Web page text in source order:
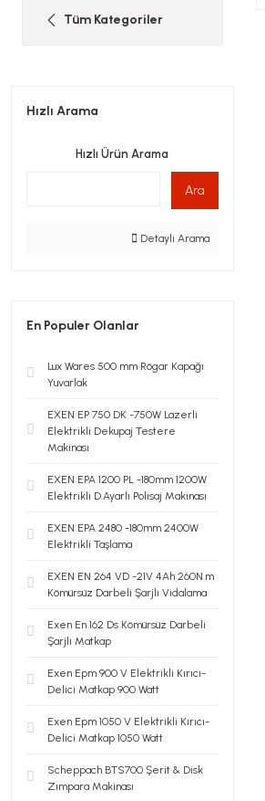
Tüm Kategoriler
Hızlı Arama
Hızlı Ürün Arama
Ara
Detaylı Arama
En Populer Olanlar
Lux Wares 500 mm Rögar Kapağı
Yuvarlak
EXEN EP 750 DK -750W Lazerli
Elektrikli Dekupaj Testere
Makinası
EXEN EPA 1200 PL -180mm 1200W
Elektrikli D.Ayarlı Polisaj Makinası
EXEN EPA 2480 -180mm 2400W
Elektrikli Taşlama
EXEN EN 264 VD -21V 4Ah 260N.m
Kömürsüz Darbeli Şarjlı Vidalama
Exen En 162 Ds Kömürsüz Darbeli
Şarjlı Matkap
Exen Epm 900 V Elektrikli Kırıcı-
Delici Matkap 900 Watt
Exen Epm 1050 V Elektrikli Kırıcı-
Delici Matkap 1050 Watt
Scheppach BTS700 Şerit & Disk
Zımpara Makinası